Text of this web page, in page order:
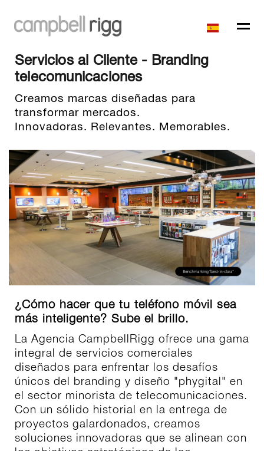
Servicios al Cliente - Branding
telecomunicaciones
Creamos marcas diseñadas para
transformar mercados.
Innovadoras. Relevantes. Memorables.
¿Cómo hacer que tu teléfono móvil sea
más inteligente? Sube el brillo.
La Agencia CampbellRigg ofrece una gama
integral de servicios comerciales
diseñados para enfrentar los desafíos
únicos del branding y diseño "phygital" en
el sector minorista de telecomunicaciones.
Con un sólido historial en la entrega de
proyectos galardonados, creamos
soluciones innovadoras que se alinean con